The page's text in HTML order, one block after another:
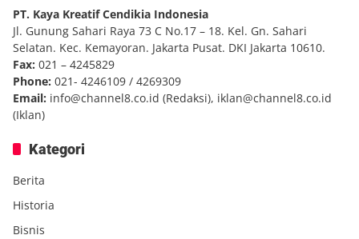
PT. Kaya Kreatif Cendikia Indonesia
Jl. Gunung Sahari Raya 73 C No.17 – 18. Kel. Gn. Sahari
Selatan. Kec. Kemayoran. Jakarta Pusat. DKI Jakarta 10610.
Fax: 021 – 4245829
Phone: 021- 4246109 / 4269309
Email: info@channel8.co.id (Redaksi), iklan@channel8.co.id
(Iklan)
Kategori
Berita
Historia
Bisnis